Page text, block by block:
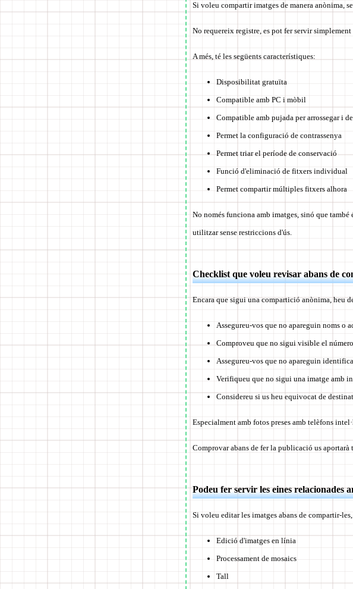
Si voleu compartir imatges de manera anònima,
No requereix registre, es pot fer servir
A més, té les següents característiques:
Disposibilitat gratuïta
Compatible amb PC i mòbil
Compatible amb pujada per arrossegar i
Permet la configuració de contrassenya
Permet triar el període de conservació
Funció d'eliminació de fitxers individual
Permet compartir múltiples fitxers alhora
No només funciona amb imatges, sinó que
utilitzar sense restriccions d'ús.
Checklist que voleu revisar abans de
Encara que sigui una compartició anònima, heu
Assegureu-vos que no apareguin noms o
Comproveu que no sigui visible el
Assegureu-vos que no apareguin
Verifiqueu que no sigui una imatge amb
Considereu si us heu equivocat de
Especialment amb fotos preses amb telèfons
Comprovar abans de fer la publicació us
Podeu fer servir les eines relacionades
Si voleu editar les imatges abans de compartir-
Edició d'imatges en línia
Processament de mosaics
Tall